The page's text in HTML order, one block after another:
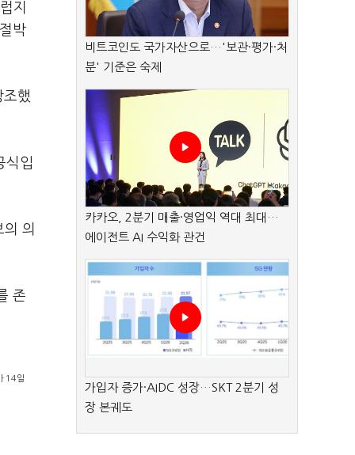
지
박
했
식입
의
존
14일
비트코인도 국가자산으로…'보관·평가·처
분' 기준은 숙제
카카오, 2분기 매출·영업익 역대 최대…
에이전트 AI 수익화 관건
가입자 증가·AIDC 성장…SKT 2분기 성
장 본궤도